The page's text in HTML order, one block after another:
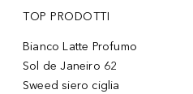
TOP PRODOTTI
Bianco Latte Profumo
Sol de Janeiro 62
Sweed siero ciglia